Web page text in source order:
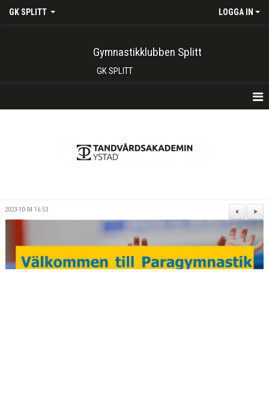
GK SPLITT LOGGA IN
Gymnastikklubben Splitt
GK SPLITT
>
<
2023-10-04 16:53